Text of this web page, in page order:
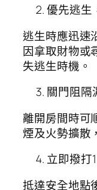
優先逃生
逃生時應迅速
因拿取財物或
失逃生時機。
關門阻隔
離開房間時可
煙及火勢擴散
立即撥打
抵達安全地點